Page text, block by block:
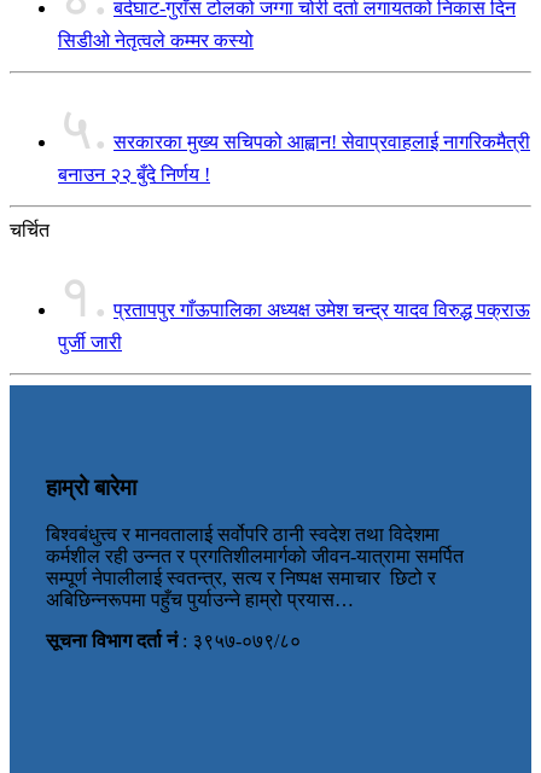
बर्दघाट-गुराँस टोलको जग्गा चोरी दर्ता लगायतको निकास दिन
सिडीओ नेतृत्वले कम्मर कस्यो
५. सरकारका मुख्य सचिपको आह्वान! सेवाप्रवाहलाई नागरिकमैत्री
बनाउन २२ बुँदे निर्णय !
चर्चित
१. प्रतापपुर गाँऊपालिका अध्यक्ष उमेश चन्द्र यादव विरुद्ध पक्राऊ
पुर्जी जारी
हाम्रो बारेमा
बिश्वबंधुत्त्व र मानवतालाई सर्वोपरि ठानी स्वदेश तथा विदेशमा
कर्मशील रही उन्नत र प्रगतिशीलमार्गको जीवन-यात्रामा समर्पित
सम्पूर्ण नेपालीलाई स्वतन्त्र, सत्य र निष्पक्ष समाचार छिटो र
अबिछिन्नरूपमा पहुँच पुर्याउन्ने हाम्रो प्रयास…
सूचना विभाग दर्ता नं: ३९५७-०७९/८०